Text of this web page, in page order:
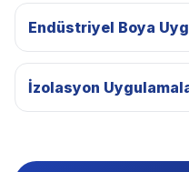
Endüstriyel Boya
İzolasyon